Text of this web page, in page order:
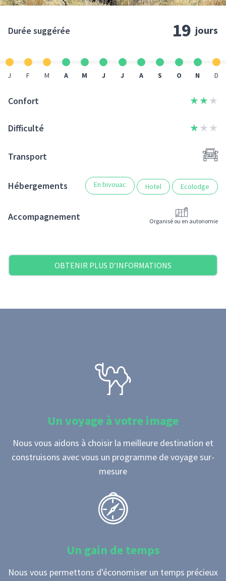
Durée suggérée 19 jours
J F M A M J J A S O N D
Confort ★★★
Difficulté ★★ ★
Transport
Hébergements En bivouac Hotel Ecolodge
Accompagnement Organisé ou en autonomie
OBTENIR PLUS D’INFORMATIONS
Un voyage à votre image
Nous vous aidons à choisir la meilleure destination et
construisons avec vous un programme de voyage sur-
mesure
Un gain de temps
Nous vous permettons d'économiser un temps précieux